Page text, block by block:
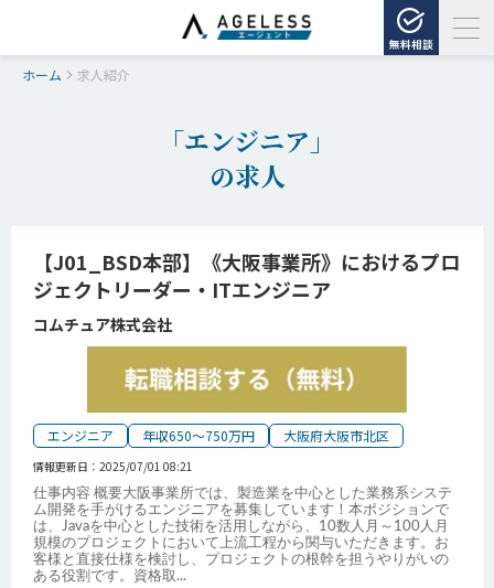
無料相談
ホーム 求人紹介
「エンジニア」
の求人
【J01_BSD本部】《大阪事業所》におけるプロ
ジェクトリーダー・ITエンジニア
コムチュア株式会社
エンジニア 年収650～750万円 大阪府大阪市北区
情報更新日： 2025/07/01 08:21
仕事内容 概要大阪事業所では、製造業を中心とした業務系システ
ム開発を手がけるエンジニアを募集しています！本ポジションで
は、Javaを中心とした技術を活用しながら、10数人月～100人月
規模のプロジェクトにおいて上流工程から関与いただきます。お
客様と直接仕様を検討し、プロジェクトの根幹を担うやりがいの
ある役割です。資格取...